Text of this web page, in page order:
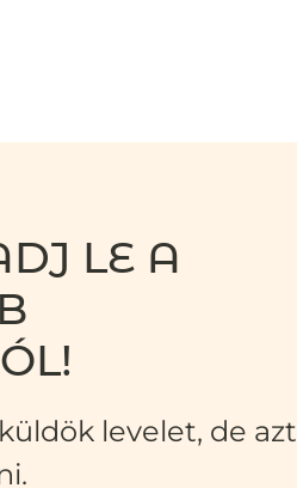
LE A
levelet, de azt